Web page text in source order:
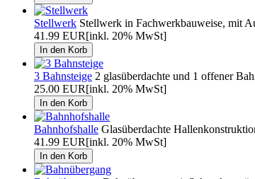
Stellwerk Stellwerk in Fachwerkbauweise, mit
41.99 EUR[inkl. 20% MwSt]
3 Bahnsteige 2 glasüberdachte und 1 offener
25.00 EUR[inkl. 20% MwSt]
Bahnhofshalle Glasüberdachte
41.99 EUR[inkl. 20% MwSt]